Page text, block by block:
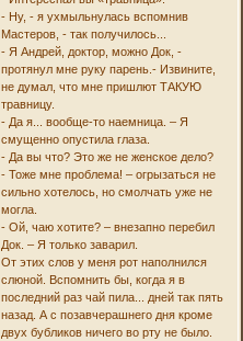
- Ну, - я ухмыльнулась вспомнив
Мастеров, - так получилось...
- Я Андрей, доктор, можно Док, -
протянул мне руку парень.- Извините,
не думал, что мне пришлют ТАКУЮ
травницу.
- Да я... вообще-то наемница. – Я
смущенно опустила глаза.
- Да вы что? Это же не женское дело?
- Тоже мне проблема! – огрызаться не
сильно хотелось, но смолчать уже не
могла.
- Ой, чаю хотите? – внезапно перебил
Док. – Я только заварил.
От этих слов у меня рот наполнился
слюной. Вспомнить бы, когда я в
последний раз чай пила... дней так пять
назад. А с позавчерашнего дня кроме
двух бубликов ничего во рту не было.